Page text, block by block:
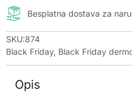
Besplatna dostava za
SKU:874
Black Friday, Black Friday
Opis